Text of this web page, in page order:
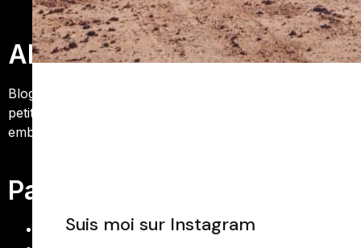
Alice Voyage
Blog voyage truffé de bons conseils pour voyager à
petit prix. Suivez Alice sur son blog de voyage et
embarquez avec elle pour un tour du monde.
Pages
Contact
Suis moi sur Instagram